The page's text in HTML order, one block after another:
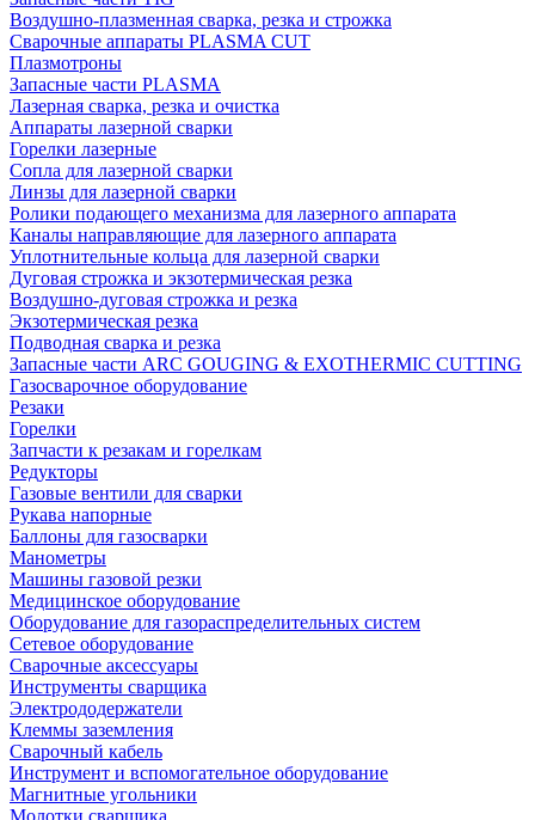
Воздушно-плазменная сварка, резка и строжка
Сварочные аппараты PLASMA CUT
Плазмотроны
Запасные части PLASMA
Лазерная сварка, резка и очистка
Аппараты лазерной сварки
Горелки лазерные
Сопла для лазерной сварки
Линзы для лазерной сварки
Ролики подающего механизма для лазерного аппарата
Каналы направляющие для лазерного аппарата
Уплотнительные кольца для лазерной сварки
Дуговая строжка и экзотермическая резка
Воздушно-дуговая строжка и резка
Экзотермическая резка
Подводная сварка и резка
Запасные части ARC GOUGING & EXOTHERMIC CUTTING
Газосварочное оборудование
Резаки
Горелки
Запчасти к резакам и горелкам
Редукторы
Газовые вентили для сварки
Рукава напорные
Баллоны для газосварки
Манометры
Машины газовой резки
Медицинское оборудование
Оборудование для газораспределительных систем
Сетевое оборудование
Сварочные аксессуары
Инструменты сварщика
Электрододержатели
Клеммы заземления
Сварочный кабель
Инструмент и вспомогательное оборудование
Магнитные угольники
Молотки сварщика